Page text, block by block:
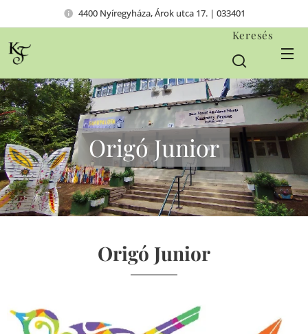
4400 Nyíregyháza, Árok utca 17. | 033401
Keresés
Origó Junior
Origó Junior